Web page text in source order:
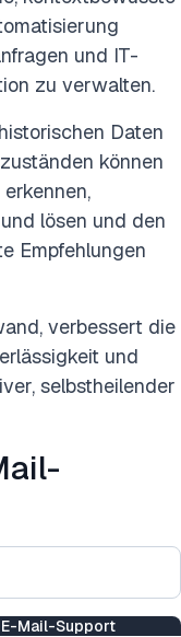
und IT-
zu verwalten.
Daten
können
lösen und den
Empfehlungen
verbessert die
und
selbstheilender
E-Mail-Support